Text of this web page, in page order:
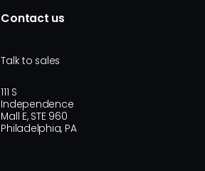
Contact us
Talk to sales
111 S
Independence
Mall E, STE 960
Philadelphia, PA